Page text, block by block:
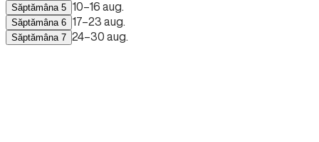
Săptămâna 5 10–16 aug.
Săptămâna 6 17–23 aug.
Săptămâna 7 24–30 aug.